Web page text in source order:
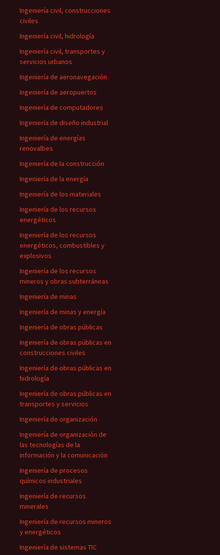
Ingeniería civil, construcciones
civiles
Ingeniería civil, hidrología
Ingeniería civil, transportes y
servicios urbanos
Ingeniería de aeronavegación
Ingeniería de aeropuertos
Ingeniería de computadores
Ingeniería de diseño industrial
Ingeniería de energías
renovalbes
Ingeniería de la construcción
Ingeniería de la energía
Ingeniería de los materiales
Ingeniería de los recursos
energéticos
Ingeniería de los recursos
energéticos, combustibles y
explosivos
Ingeniería de los recursos
mineros y obras subterráneas
Ingeniería de minas
Ingeniería de minas y energía
Ingeniería de obras públicas
Ingeniería de obras públicas en
construcciones civiles
Ingeniería de obras públicas en
hidrología
Ingeniería de obras públicas en
transportes y servicios
Ingeniería de organización
Ingeniería de organización de
las tecnologías de la
información y la comunicación
Ingeniería de procesos
químicos industriales
Ingeniería de recursos
minerales
Ingeniería de recursos mineros
y energéticos
Ingeniería de sistemas TIC